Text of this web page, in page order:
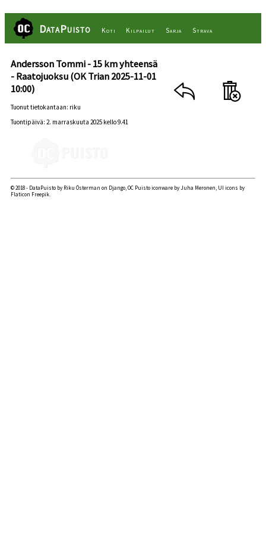
DataPuisto Koti Kilpailut Sarja Strava
Andersson Tommi - 15 km yhteensä
- Raatojuoksu (OK Trian 2025-11-01
10:00)
Tuonut tietokantaan: riku
Tuontipäivä: 2. marraskuuta 2025 kello 9.41
© 2018 - DataPuisto by Riku Österman on Django, OC Puisto iconware by Juha Meronen, UI icons by
Flaticon Freepik.